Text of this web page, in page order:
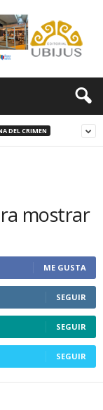
DEL CRIMEN
mostrar
ME GUSTA
SEGUIR
SEGUIR
SEGUIR